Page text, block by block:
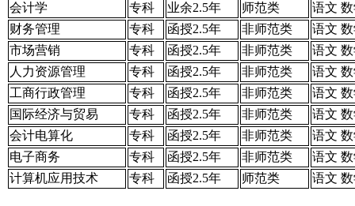
会计学
专科 业余2.5年 师范类
语文
财务管理
专科 函授2.5年 非师范类
语文
市场营销
专科 函授2.5年 非师范类
语文
人力资源管理
专科 函授2.5年 非师范类
语文
工商行政管理
专科 函授2.5年 非师范类
语文
国际经济与贸易
专科 函授2.5年 非师范类
语文
会计电算化
专科 函授2.5年 非师范类
语文
电子商务
专科 函授2.5年 非师范类
语文
计算机应用技术
专科 函授2.5年 师范类 语文